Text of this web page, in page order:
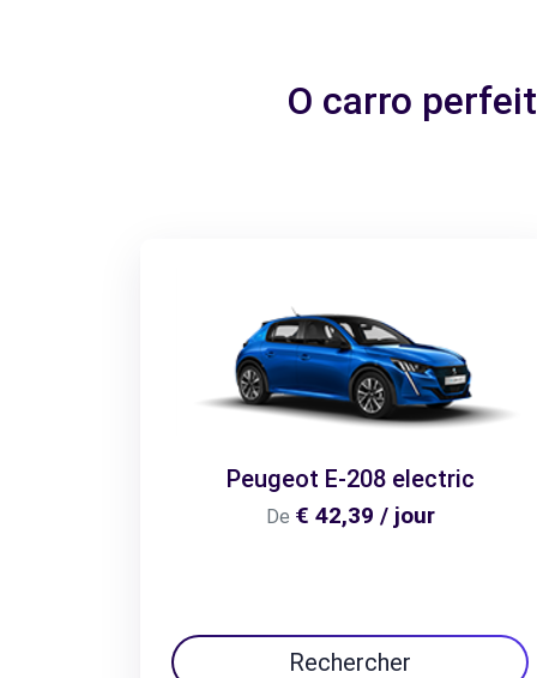
O carro
Peugeot E-208 electric
De € 42,39 / jour
Rechercher